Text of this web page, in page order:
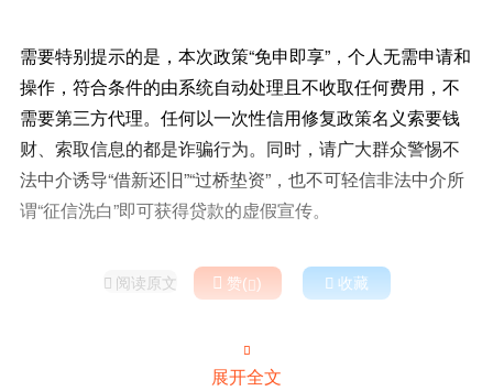
需要特别提示的是，本次政策“免申即享”，个人无需申请和
操作，符合条件的由系统自动处理且不收取任何费用，不
需要第三方代理。任何以一次性信用修复政策名义索要钱
财、索取信息的都是诈骗行为。同时，请广大群众警惕不
法中介诱导“借新还旧”“过桥垫资”，也不可轻信非法中介所
谓“征信洗白”即可获得贷款的虚假宣传。
 阅读原文  赞()  收藏

展开全文